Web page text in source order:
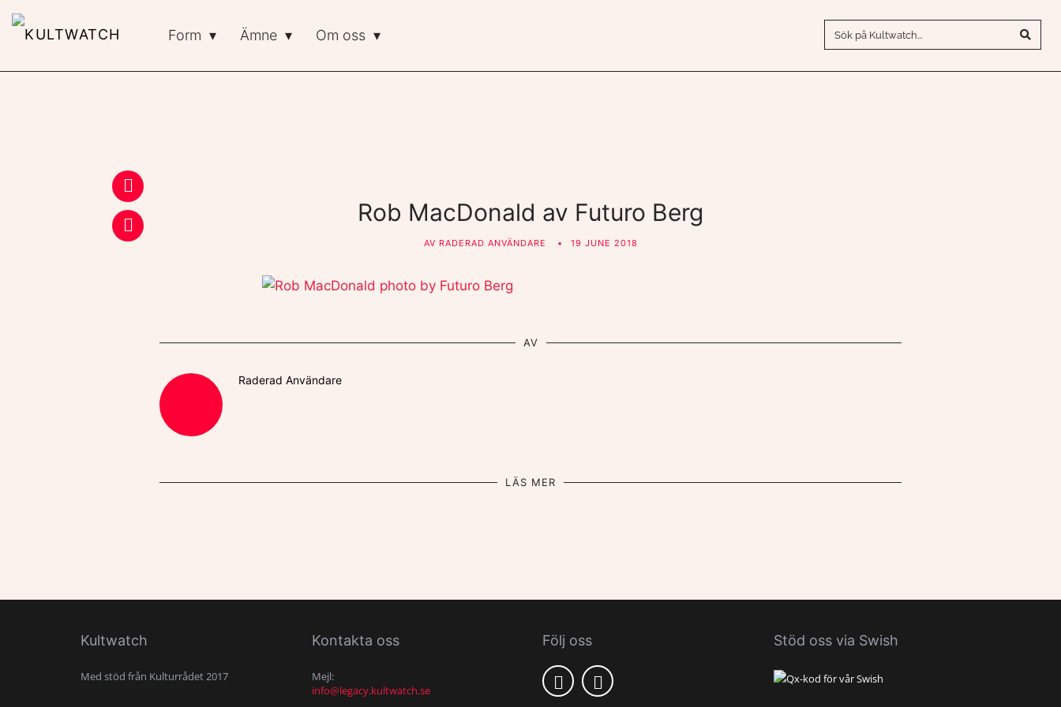
Form Ämne Om oss
Rob MacDonald av Futuro Berg
AV RADERAD ANVÄNDARE 19 JUNE 2018
AV
Raderad Användare
LÄS MER
Kultwatch
Med stöd från Kulturrådet 2017
Kontakta oss
Mejl:
info@legacy.kultwatch.se
Följ oss Stöd oss via Swish